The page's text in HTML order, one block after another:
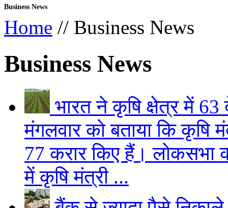
Business News
Home // Business News
Business News
भारत ने कृषि क्षेत्र में
मंगलवार को बताया कि कृषि
77 करार किए हैं। लोकसभा
में कृषि मंत्री ...